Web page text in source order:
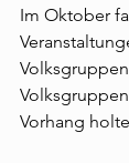
Im Oktober
Vorhang